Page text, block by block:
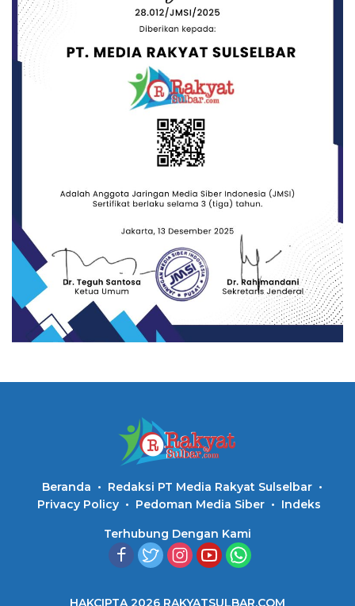
Beranda
Redaksi PT Media Rakyat Sulselbar
Privacy Policy
Pedoman Media Siber Indeks
Terhubung Dengan Kami
HAKCIPTA 2026 RAKYATSULBAR.COM